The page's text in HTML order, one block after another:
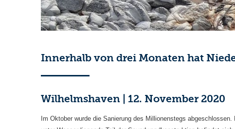
Innerhalb von drei Monaten hat
Wilhelmshaven | 12. November 2020
Im Oktober wurde die Sanierung des Millionenstegs